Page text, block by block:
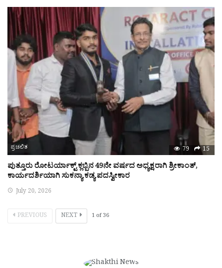
ಪ್ರಚಲಿತ 79 15
ಪುತ್ತೂರು ರೋಟರ್ಯಾಕ್ಟ್ ಕ್ಲಬ್ಬಿನ 49ನೇ ವರ್ಷದ ಅಧ್ಯಕ್ಷರಾಗಿ ಶ್ರೀಕಾಂತ್,
ಕಾರ್ಯದರ್ಶಿಯಾಗಿ ಸುಕನ್ಯಾ ಕಡ್ಯ ಪದಸ್ವೀಕಾರ
July 20, 2026
PREVIOUS NEXT 1 of36